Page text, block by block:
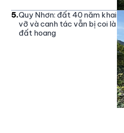
5.Quy Nhơn: đất 40 năm khai
vỡ và canh tác vẫn bị coi là
đất hoang